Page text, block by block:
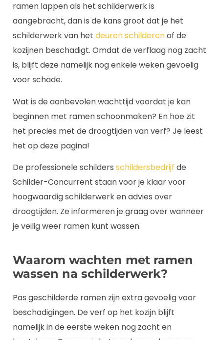
ramen lappen als het schilderwerk is
aangebracht, dan is de kans groot dat je het
schilderwerk van het deuren schilderenof de
kozijnen beschadigt. Omdat de verflaag nog zacht
is, blijft deze namelijk nog enkele weken gevoelig
voor schade.
Wat is de aanbevolen wachttijd voordat je kan
beginnen met ramen schoonmaken? En hoe zit
het precies met de droogtijden van verf? Je leest
het op deze pagina!
De professionele schilders schildersbedrijf de
Schilder-Concurrent staan voor je klaar voor
hoogwaardig schilderwerk en advies over
droogtijden. Ze informeren je graag over wanneer
je veilig weer ramen kunt wassen.
Waarom wachten met ramen
wassen na schilderwerk?
Pas geschilderde ramen zijn extra gevoelig voor
beschadigingen. De verf op het kozijn blijft
namelijk in de eerste weken nog zacht en